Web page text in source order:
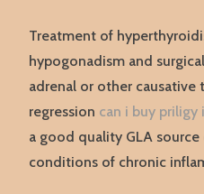
Treatment of
hypogonadism and
adrenal or other causative
regression can i buy priligy
a good quality GLA
conditions of chronic